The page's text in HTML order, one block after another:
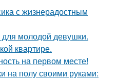
с жизнерадостным
молодой девушки.
квартире.
на первом месте!
на полу своими руками: